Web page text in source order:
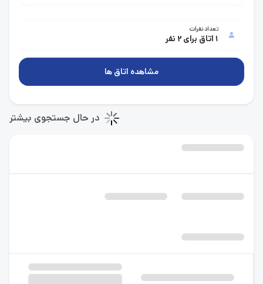
تعداد نفرات
1 اتاق برای 2 نفر
مشاهده اتاق ها
در حال جستجوی بیشتر